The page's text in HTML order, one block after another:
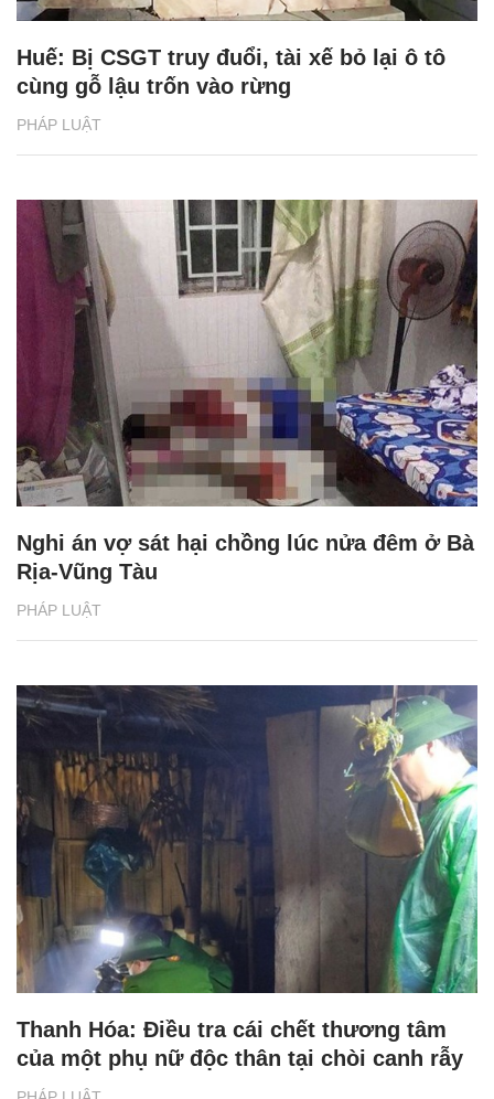
PHÁP LUẬT
Huế: Bị CSGT truy đuổi, tài xế bỏ lại ô tô
cùng gỗ lậu trốn vào rừng
PHÁP LUẬT
Nghi án vợ sát hại chồng lúc nửa đêm ở Bà
Rịa-Vũng Tàu
Thanh Hóa: Điều tra cái chết thương tâm
của một phụ nữ độc thân tại chòi canh rẫy